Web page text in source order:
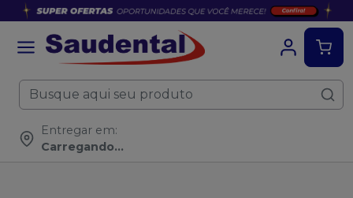
Entregar em:
Carregando...